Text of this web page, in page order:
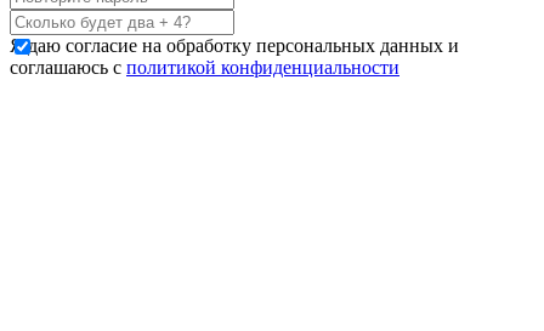
Я даю согласие на обработку персональных данных и
соглашаюсь с политикой конфиденциальности